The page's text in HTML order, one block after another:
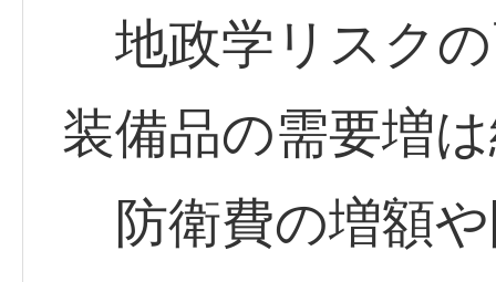
地政学リスク
装備品の需要増
防衛費の増額や